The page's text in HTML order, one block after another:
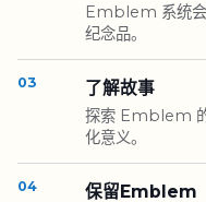
Emblem 系统会
纪念品。
03 了解故事
探索 Emblem 的
化意义。
04 保留Emblem